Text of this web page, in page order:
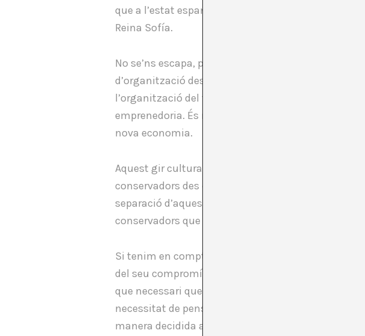
que a l’estat espanyol va comptar, entre molts
Reina Sofía.
No se’ns escapa, però, que alguns politòlegs
d’organització descentralitzades i articulades en
l’organització del treball, cosa que ens hauria de
emprenedoria. És més, ja hem constatat altres
nova economia.
Aquest gir cultural ha estat pres com a excusa
conservadors des de l’interior de la pròpia esquerra –
separació d’aquesta esfera creativa de la realitat
conservadors que han acabat alimentant el relat de
Si tenim en compte altres contextos, com l’italià,
del seu compromís polític amb l’esfera pública i
que necessari que des de l’interior de la classe
necessitat de pensar en formes de comunitats
manera decidida amb un
.